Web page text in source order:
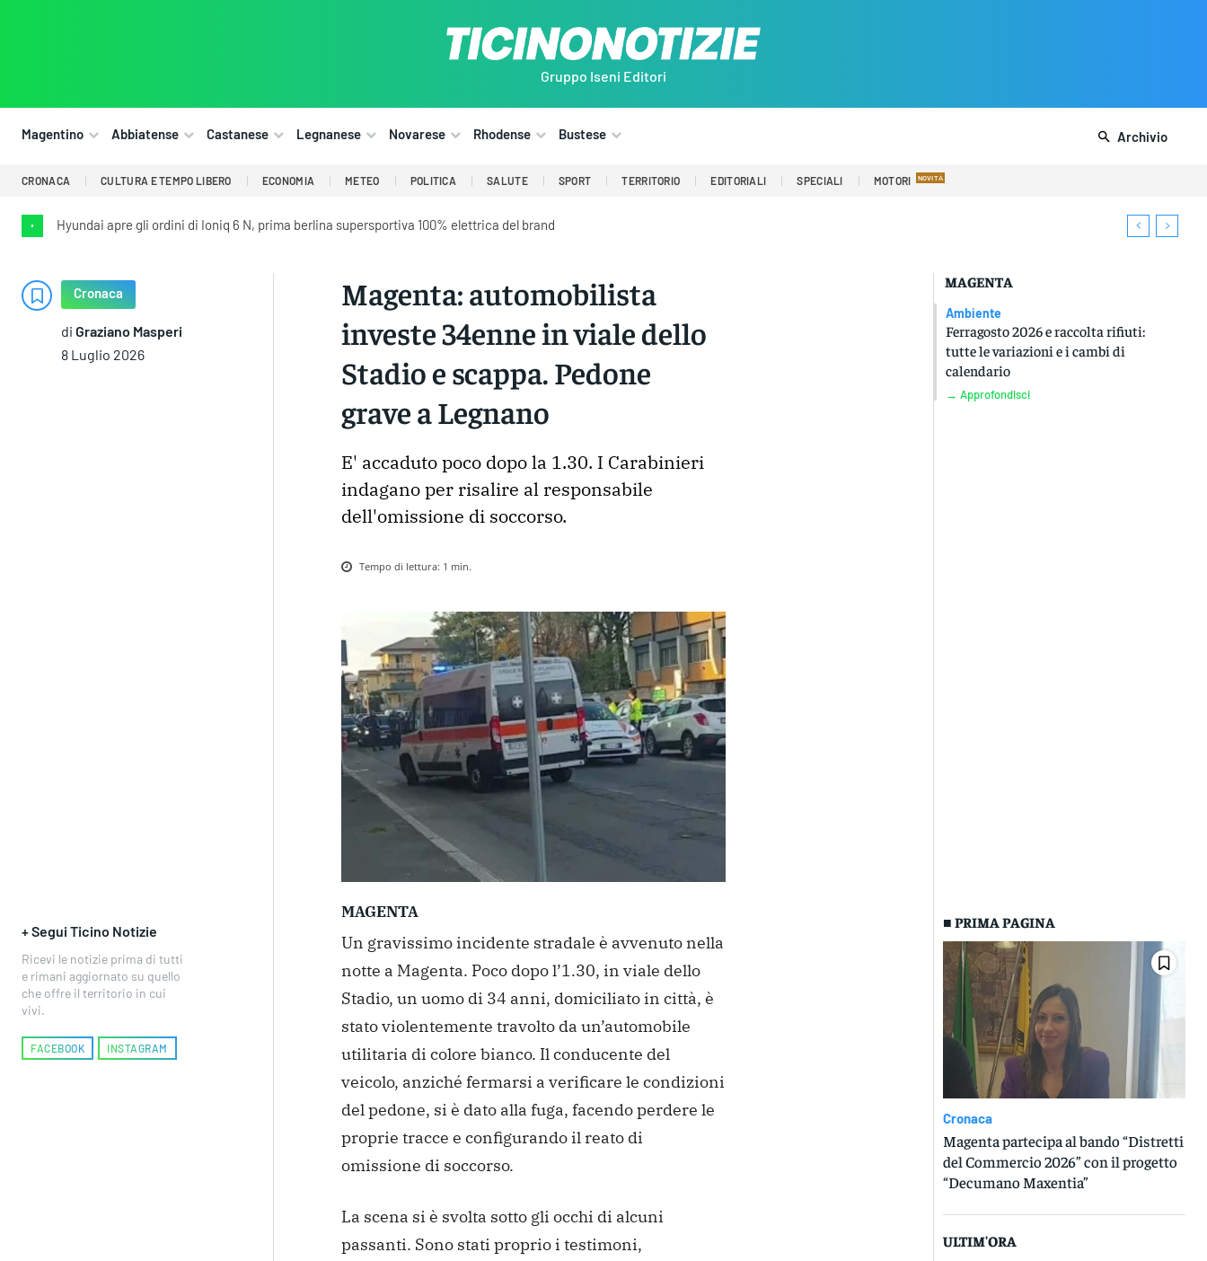
Gruppo Iseni Editori
Magentino Abbiatense Castanese Legnanese Novarese Rhodense Bustese Archivio
CRONACA CULTURA E TEMPO LIBERO ECONOMIA METEO POLITICA SALUTE SPORT TERRITORIO EDITORIALI SPECIALI MOTORI
• Hyundai apre gli ordini di Ioniq 6 N, prima berlina supersportiva 100% elettrica del brand
Cronaca
di Graziano Masperi
8 Luglio 2026
Magenta: automobilista
investe 34enne in viale dello
Stadio e scappa. Pedone
grave a Legnano
E' accaduto poco dopo la 1.30. I Carabinieri
indagano per risalire al responsabile
dell'omissione di soccorso.
Tempo di lettura: 1 min.
MAGENTA
Ambiente
Ferragosto 2026 e raccolta rifiuti:
tutte le variazioni e i cambi di
calendario
→ Approfondisci
+ Segui Ticino Notizie
Ricevi le notizie prima di tutti
e rimani aggiornato su quello
che offre il territorio in cui
vivi.
FACEBOOK INSTAGRAM
MAGENTA
Un gravissimo incidente stradale è avvenuto nella
notte a Magenta. Poco dopo l’1.30, in viale dello
Stadio, un uomo di 34 anni, domiciliato in città, è
stato violentemente travolto da un’automobile
utilitaria di colore bianco. Il conducente del
veicolo, anziché fermarsi a verificare le condizioni
del pedone, si è dato alla fuga, facendo perdere le
proprie tracce e configurando il reato di
omissione di soccorso.
La scena si è svolta sotto gli occhi di alcuni
passanti. Sono stati proprio i testimoni,
■ PRIMA PAGINA
Cronaca
Magenta partecipa al bando “Distretti
del Commercio 2026” con il progetto
“Decumano Maxentia”
ULTIM'ORA